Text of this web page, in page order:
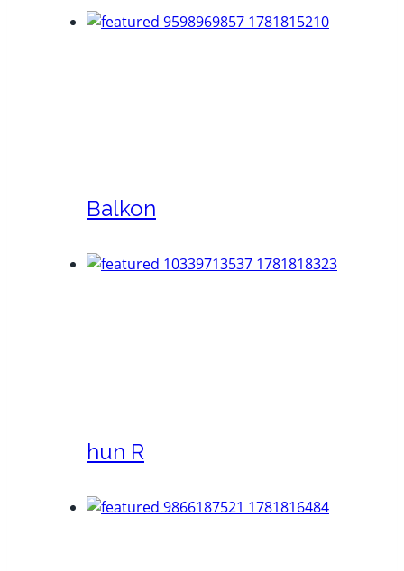
Balkon
hun R